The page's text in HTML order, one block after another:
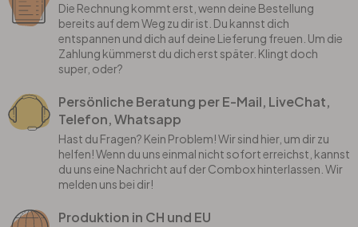
Die Rechnung kommt erst, wenn deine Bestellung
bereits auf dem Weg zu dir ist. Du kannst dich
entspannen und dich auf deine Lieferung freuen. Um die
Zahlung kümmerst du dich erst später. Klingt doch
super, oder?
Persönliche Beratung per E-Mail, LiveChat,
Telefon, Whatsapp
Hast du Fragen? Kein Problem! Wir sind hier, um dir zu
helfen! Wenn du uns einmal nicht sofort erreichst, kannst
du uns eine Nachricht auf der Combox hinterlassen. Wir
melden uns bei dir!
Produktion in CH und EU